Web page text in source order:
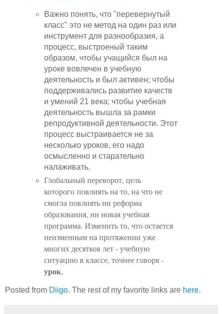
Важно понять, что "перевернутый
класс" это не метод на один раз или
инструмент для разнообразия, а
процесс, выстроеный таким
образом, чтобы учащийся был на
уроке вовлечен в учебную
деятельность и был активен; чтобы
поддерживались развитие качеств
и умений 21 века; чтобы учебная
деятельность вышла за рамки
репродуктивной деятельности. Этот
процесс выстраивается не за
несколько уроков, его надо
осмысленно и старательно
налаживать.
Глобальный переворот, цель
которого повлиять на то, на что не
смогла повлиять ни реформа
образования, ни новая учебная
программа. Изменить то, что остается
неизменным на протяжении уже
многих десятков лет - учебную
ситуацию в классе, точнее говоря -
урок.
Posted from Diigo. The rest of my favorite links are here.